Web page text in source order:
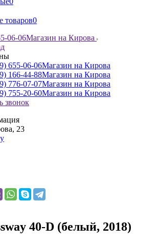
товаров0
06-06Магазин на Кирова
655-06-06Магазин на Кирова
166-44-88Магазин на Кирова
776-07-07Магазин на Кирова
755-20-60Магазин на Кирова
звонок
23
40-D (белый, 2018)